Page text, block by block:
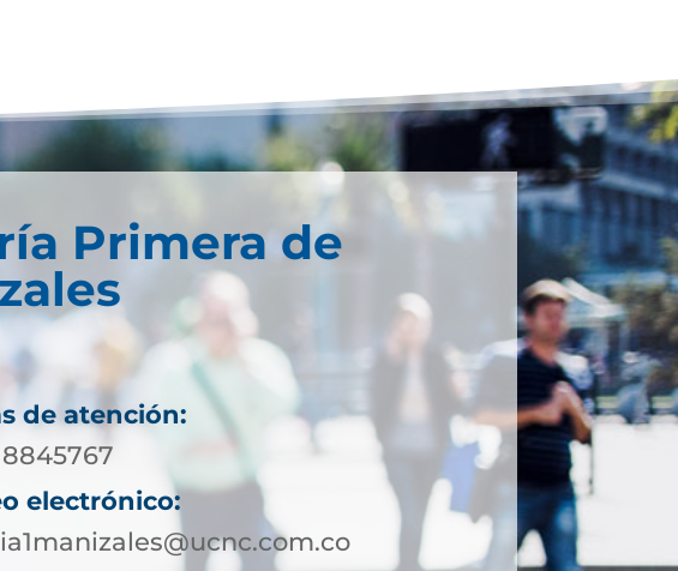
Primera de
de atención:
electrónico: